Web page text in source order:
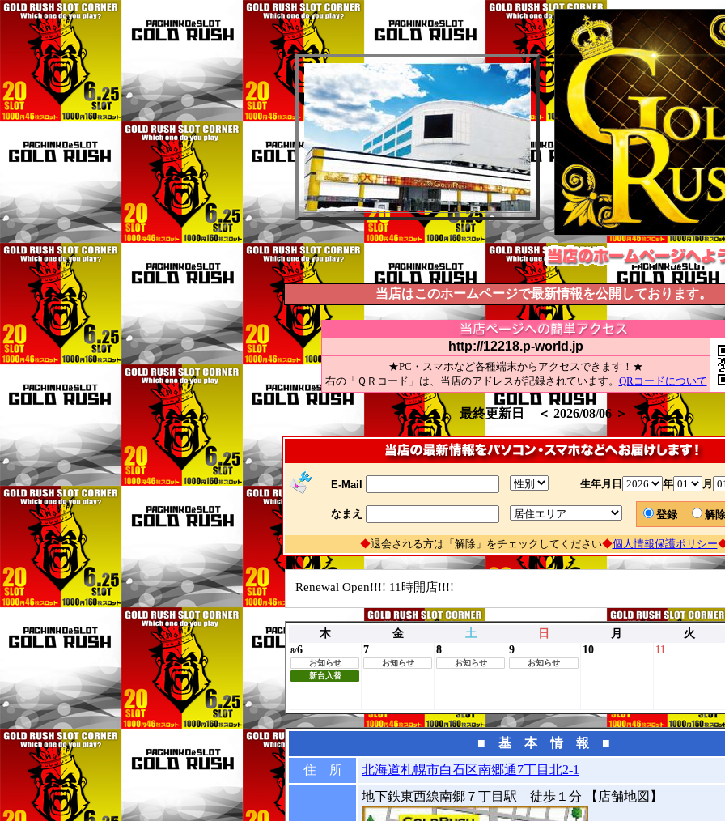
当店はこのホームページで最新情報を公開しております。
http://12218.p-world.jp
★PC・スマホなど各種端末からアクセスできます！★
右の「ＱＲコード」は、当店のアドレスが記録されています。 QRコードについて
最終更新日 ＜ 2026/08/06 ＞
E-Mail 生年月日 年 月
なまえ 登録 解
◆退会される方は「解除」をチェックしてください◆個人情報保護ポリシー
Renewal Open!!!! 11時開店!!!!
木 金 土 日 月 火
8/6
お知らせ
新台入替
7
お知らせ
8
お知らせ
9
お知らせ
10 11
■ 基 本 情 報 ■
住 所
北海道札幌市白石区南郷通7丁目北2-1
地下鉄東西線南郷７丁目駅 徒歩１分 【店舗地図】